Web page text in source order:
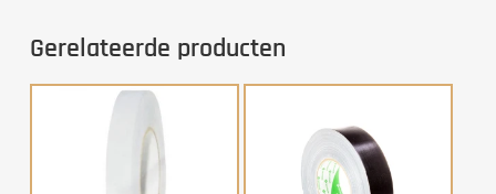
Gerelateerde producten